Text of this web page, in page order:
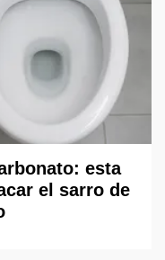
esta
el sarro de